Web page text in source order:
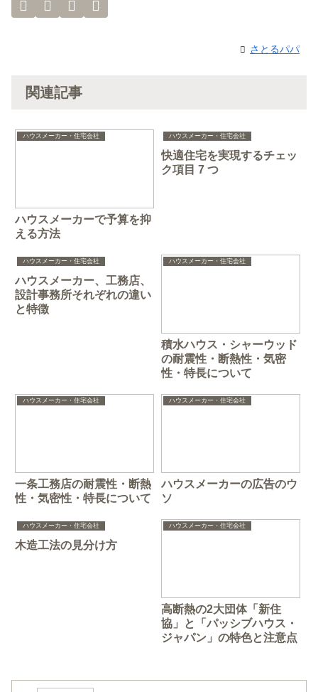
さとるパパ
関連記事
ハウスメーカー・住宅会社
ハウスメーカーで予算を抑
える方法
ハウスメーカー・住宅会社
快適住宅を実現するチェッ
ク項目 7 つ
ハウスメーカー・住宅会社
ハウスメーカー、工務店、
設計事務所それぞれの違い
と特徴
ハウスメーカー・住宅会社
積水ハウス・シャーウッド
の耐震性・断熱性・気密
性・特長について
ハウスメーカー・住宅会社
一条工務店の耐震性・断熱
性・気密性・特長について
ハウスメーカー・住宅会社
ハウスメーカーの広告のウ
ソ
ハウスメーカー・住宅会社
木造工法の見分け方
ハウスメーカー・住宅会社
高断熱の2大団体「新住
協」と「パッシブハウス・
ジャパン」の特色と注意点